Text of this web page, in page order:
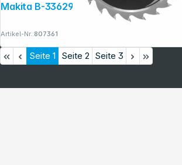
Makita B-33629 SPECIALIZED
Artikel-Nr.:807361
Seite 1 Seite 2 Seite 3